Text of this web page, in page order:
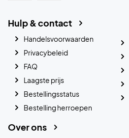
Hulp & contact
Handelsvoorwaarden
Privacybeleid
FAQ
Laagste prijs
Bestellingsstatus
Bestelling herroepen
Over ons